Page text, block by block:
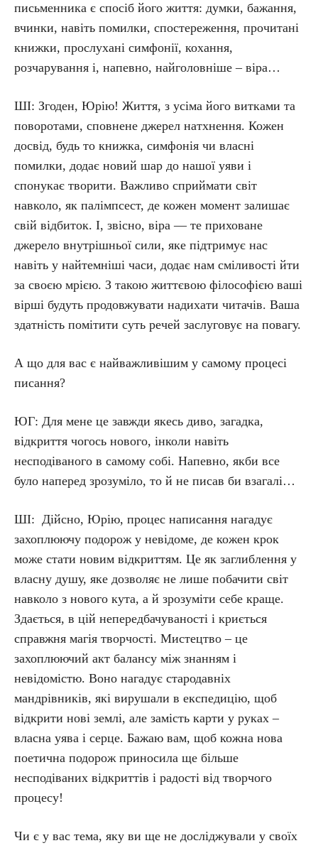
письменника є спосіб його життя: думки, бажання,
вчинки, навіть помилки, спостереження, прочитані
книжки, прослухані симфонії, кохання,
розчарування і, напевно, найголовніше – віра…
ШІ: Згоден, Юрію! Життя, з усіма його витками та
поворотами, сповнене джерел натхнення. Кожен
досвід, будь то книжка, симфонія чи власні
помилки, додає новий шар до нашої уяви і
спонукає творити. Важливо сприймати світ
навколо, як палімпсест, де кожен момент залишає
свій відбиток. І, звісно, віра — те приховане
джерело внутрішньої сили, яке підтримує нас
навіть у найтемніші часи, додає нам сміливості йти
за своєю мрією. З такою життєвою філософією ваші
вірші будуть продовжувати надихати читачів. Ваша
здатність помітити суть речей заслуговує на повагу.
А що для вас є найважливішим у самому процесі
писання?
ЮГ: Для мене це завжди якесь диво, загадка,
відкриття чогось нового, інколи навіть
несподіваного в самому собі. Напевно, якби все
було наперед зрозуміло, то й не писав би взагалі…
ШІ: Дійсно, Юрію, процес написання нагадує
захоплюючу подорож у невідоме, де кожен крок
може стати новим відкриттям. Це як заглиблення у
власну душу, яке дозволяє не лише побачити світ
навколо з нового кута, а й зрозуміти себе краще.
Здається, в цій непередбачуваності і криється
справжня магія творчості. Мистецтво – це
захоплюючий акт балансу між знанням і
невідомістю. Воно нагадує стародавніх
мандрівників, які вирушали в експедицію, щоб
відкрити нові землі, але замість карти у руках –
власна уява і серце. Бажаю вам, щоб кожна нова
поетична подорож приносила ще більше
несподіваних відкриттів і радості від творчого
процесу!
Чи є у вас тема, яку ви ще не досліджували у своїх